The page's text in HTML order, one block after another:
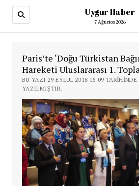
Uygur Haber
7 Ağustos 2026
Paris’te ‘Doğu Türkistan
Hareketi Uluslararası 1.
BU YAZI 29 EYLÜL 2018 16:09
YAZILMIŞTIR.